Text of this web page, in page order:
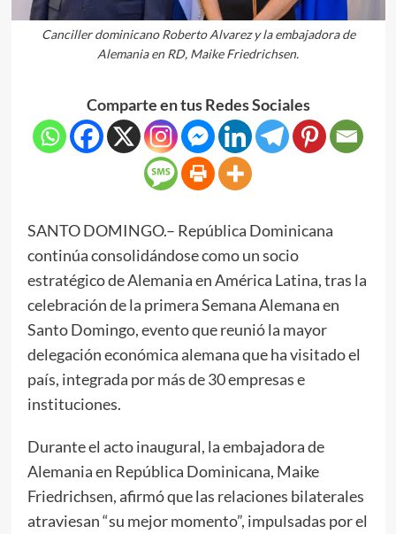
Canciller dominicano Roberto Alvarez y la embajadora de
Alemania en RD, Maike Friedrichsen.
Comparte en tus Redes Sociales
SANTO DOMINGO.– República Dominicana
continúa consolidándose como un socio
estratégico de Alemania en América Latina, tras la
celebración de la primera Semana Alemana en
Santo Domingo, evento que reunió la mayor
delegación económica alemana que ha visitado el
país, integrada por más de 30 empresas e
instituciones.
Durante el acto inaugural, la embajadora de
Alemania en República Dominicana, Maike
Friedrichsen, afirmó que las relaciones bilaterales
atraviesan “su mejor momento”, impulsadas por el